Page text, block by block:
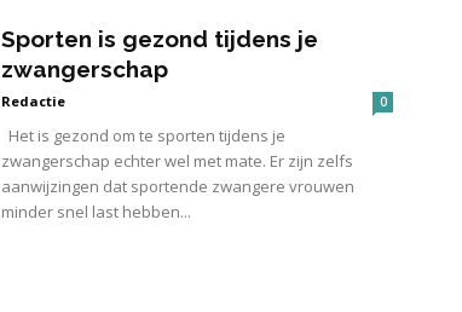
Sporten is gezond tijdens je
zwangerschap
Redactie 0
Het is gezond om te sporten tijdens je
zwangerschap echter wel met mate. Er zijn zelfs
aanwijzingen dat sportende zwangere vrouwen
minder snel last hebben...